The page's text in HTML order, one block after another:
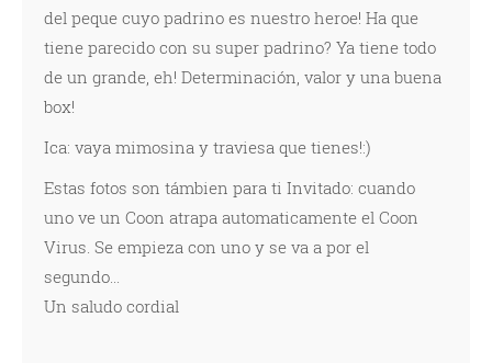
del peque cuyo padrino es nuestro heroe! Ha que
tiene parecido con su super padrino? Ya tiene todo
de un grande, eh! Determinación, valor y una buena
box!
Ica: vaya mimosina y traviesa que tienes!:)
Estas fotos son támbien para ti Invitado: cuando
uno ve un Coon atrapa automaticamente el Coon
Virus. Se empieza con uno y se va a por el
segundo...
Un saludo cordial